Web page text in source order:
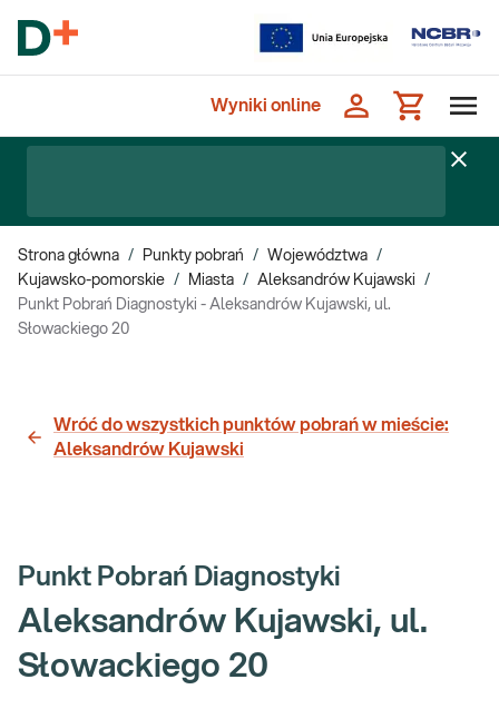
Wyniki online
Strona główna / Punkty pobrań / Województwa /
Kujawsko-pomorskie / Miasta / Aleksandrów Kujawski
/
Punkt Pobrań Diagnostyki - Aleksandrów Kujawski, ul.
Słowackiego 20
Wróć do wszystkich punktów pobrań w mieście:
Aleksandrów Kujawski
Punkt Pobrań Diagnostyki
Aleksandrów Kujawski, ul.
Słowackiego 20